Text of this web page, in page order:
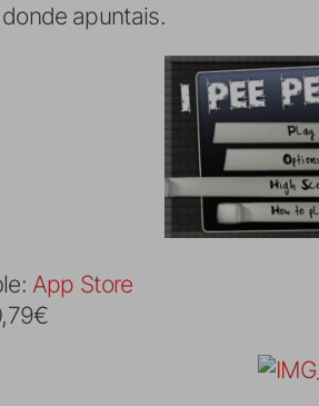
apuntais.
App Store